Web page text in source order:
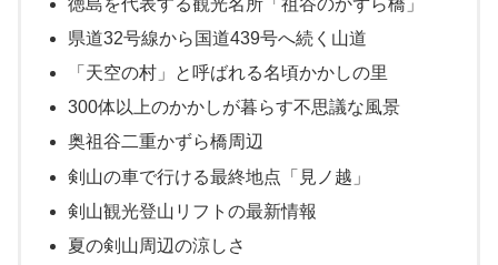
県道32号線から国道439号へ続く山道
「天空の村」と呼ばれる名頃かかしの里
300体以上のかかしが暮らす不思議な風景
奥祖谷二重かずら橋周辺
剣山の車で行ける最終地点「見ノ越」
剣山観光登山リフトの最新情報
夏の剣山周辺の涼しさ